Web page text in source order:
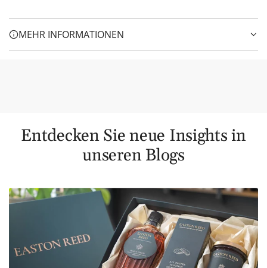
MEHR INFORMATIONEN
Entdecken Sie neue Insights in
unseren Blogs